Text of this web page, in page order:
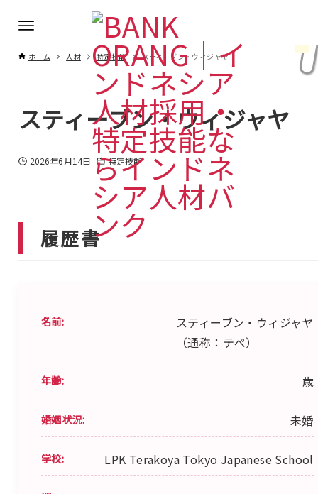
ホーム 人材 特定技能 スティーブン・ウィジャヤ
スティーブン・ウィジャヤ
2026年6月14日 特定技能
履歴書
名前:
スティーブン・ウィジャヤ
（通称：テぺ）
年齢: 歳
婚姻状況: 未婚
学校: LPK Terakoya Tokyo Japanese School